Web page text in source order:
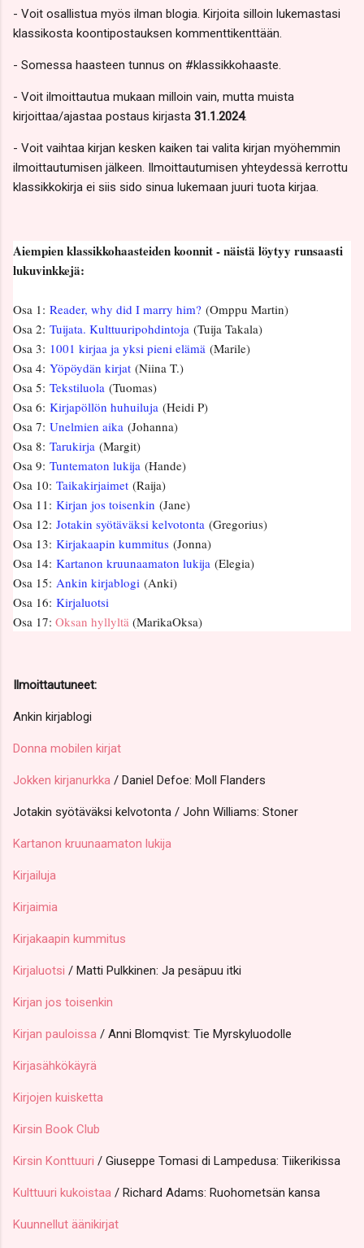
- Voit osallistua myös ilman blogia. Kirjoita silloin lukemastasi
klassikosta koontipostauksen kommenttikenttään.
- Somessa haasteen tunnus on #klassikkohaaste.
- Voit ilmoittautua mukaan milloin vain, mutta muista
kirjoittaa/ajastaa postaus kirjasta 31.1.2024.
- Voit vaihtaa kirjan kesken kaiken tai valita kirjan myöhemmin
ilmoittautumisen jälkeen. Ilmoittautumisen yhteydessä kerrottu
klassikkokirja ei siis sido sinua lukemaan juuri tuota kirjaa.
Aiempien klassikkohaasteiden koonnit - näistä löytyy runsaasti
lukuvinkkejä:
Osa 1: Reader, why did I marry him? (Omppu Martin)
Osa 2: Tuijata. Kulttuuripohdintoja (Tuija Takala)
Osa 3: 1001 kirjaa ja yksi pieni elämä (Marile)
Osa 4: Yöpöydän kirjat (Niina T.)
Osa 5: Tekstiluola (Tuomas)
Osa 6: Kirjapöllön huhuiluja (Heidi P)
Osa 7: Unelmien aika (Johanna)
Osa 8: Tarukirja (Margit)
Osa 9: Tuntematon lukija (Hande)
Osa 10: Taikakirjaimet (Raija)
Osa 11: Kirjan jos toisenkin (Jane)
Osa 12: Jotakin syötäväksi kelvotonta (Gregorius)
Osa 13: Kirjakaapin kummitus (Jonna)
Osa 14: Kartanon kruunaamaton lukija (Elegia)
Osa 15: Ankin kirjablogi (Anki)
Osa 16: Kirjaluotsi
Osa 17: Oksan hyllyltä (MarikaOksa)
Ilmoittautuneet:
Ankin kirjablogi
Donna mobilen kirjat
Jokken kirjanurkka / Daniel Defoe: Moll Flanders
Jotakin syötäväksi kelvotonta / John Williams: Stoner
Kartanon kruunaamaton lukija
Kirjailuja
Kirjaimia
Kirjakaapin kummitus
Kirjaluotsi / Matti Pulkkinen: Ja pesäpuu itki
Kirjan jos toisenkin
Kirjan pauloissa / Anni Blomqvist: Tie Myrskyluodolle
Kirjasähkökäyrä
Kirjojen kuisketta
Kirsin Book Club
Kirsin Konttuuri / Giuseppe Tomasi di Lampedusa: Tiikerikissa
Kulttuuri kukoistaa / Richard Adams: Ruohometsän kansa
Kuunnellut äänikirjat